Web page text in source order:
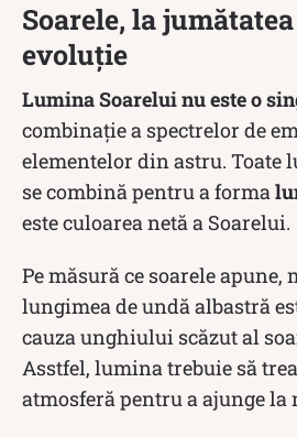
Soarele, la
evoluție
Lumina Soarelui nu este o
combinație a spectrelor de
elementelor din astru. Toate
se combină pentru a forma
este culoarea netă a Soarelui.
Pe măsură ce soarele
lungimea de undă albastră
cauza unghiului scăzut al
Asstfel, lumina trebuie să
atmosferă pentru a ajunge la